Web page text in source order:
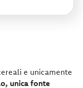
e unicamente
unica fonte